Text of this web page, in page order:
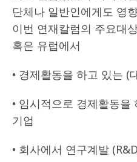
단체나 일반인에게도 영
이번 연재칼럼의 주요대
혹은 유럽에서
• 경제활동을 하고 있는 (
• 임시적으로 경제활동
기업
• 회사에서 연구계발